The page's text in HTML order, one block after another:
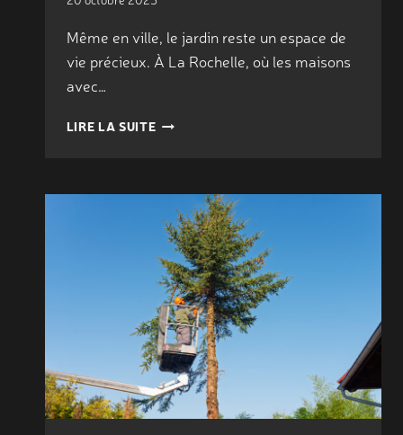
Même en ville, le jardin reste un espace de
vie précieux. À La Rochelle, où les maisons
avec…
LIRE LA SUITEAMÉNAGER
À
LA
ROCHELLE
:
ASTUCES
POUR
UN
EFFET
GRANDIOSE